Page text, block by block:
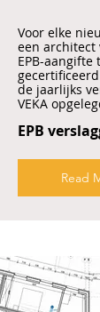
Voor elke
een architect
EPB-
de jaarlijks
VEKA
EPB
Read